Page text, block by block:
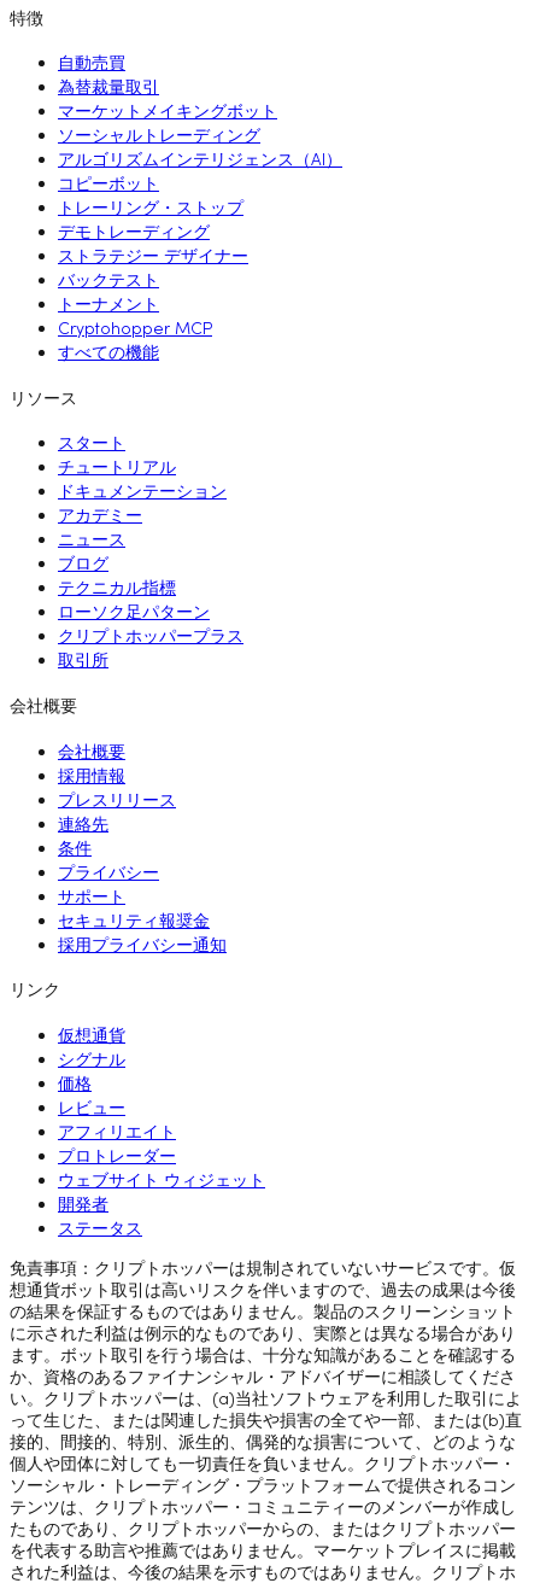
特徴
自動売買
為替裁量取引
マーケットメイキングボット
ソーシャルトレーディング
アルゴリズムインテリジェンス（AI）
コピーボット
トレーリング・ストップ
デモトレーディング
ストラテジー デザイナー
バックテスト
トーナメント
Cryptohopper MCP
すべての機能
リソース
スタート
チュートリアル
ドキュメンテーション
アカデミー
ニュース
ブログ
テクニカル指標
ローソク足パターン
クリプトホッパープラス
取引所
会社概要
会社概要
採用情報
プレスリリース
連絡先
条件
プライバシー
サポート
セキュリティ報奨金
採用プライバシー通知
リンク
仮想通貨
シグナル
価格
レビュー
アフィリエイト
プロトレーダー
ウェブサイト ウィジェット
開発者
ステータス
免責事項：クリプトホッパーは規制されていないサービスです。仮
想通貨ボット取引は高いリスクを伴いますので、過去の成果は今後
の結果を保証するものではありません。製品のスクリーンショット
に示された利益は例示的なものであり、実際とは異なる場合があり
ます。ボット取引を行う場合は、十分な知識があることを確認する
か、資格のあるファイナンシャル・アドバイザーに相談してくださ
い。クリプトホッパーは、(a)当社ソフトウェアを利用した取引によ
って生じた、または関連した損失や損害の全てや一部、または(b)直
接的、間接的、特別、派生的、偶発的な損害について、どのような
個人や団体に対しても一切責任を負いません。クリプトホッパー・
ソーシャル・トレーディング・プラットフォームで提供されるコン
テンツは、クリプトホッパー・コミュニティーのメンバーが作成し
たものであり、クリプトホッパーからの、またはクリプトホッパー
を代表する助言や推薦ではありません。マーケットプレイスに掲載
された利益は、今後の結果を示すものではありません。クリプトホ